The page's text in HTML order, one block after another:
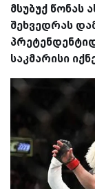
მსუბუქ წონას
შეხვედრას
საკმარისი